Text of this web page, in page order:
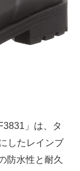
」は、タ
したレインブ
防水性と耐久